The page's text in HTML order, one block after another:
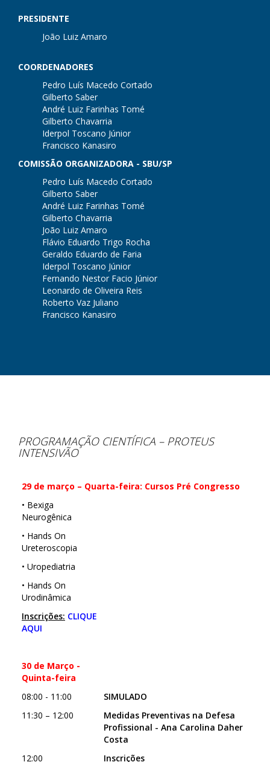
PRESIDENTE
João Luiz Amaro
COORDENADORES
Pedro Luís Macedo Cortado
Gilberto Saber
André Luiz Farinhas Tomé
Gilberto Chavarria
Iderpol Toscano Júnior
Francisco Kanasiro
COMISSÃO ORGANIZADORA - SBU/SP
Pedro Luís Macedo Cortado
Gilberto Saber
André Luiz Farinhas Tomé
Gilberto Chavarria
João Luiz Amaro
Flávio Eduardo Trigo Rocha
Geraldo Eduardo de Faria
Iderpol Toscano Júnior
Fernando Nestor Facio Júnior
Leonardo de Oliveira Reis
Roberto Vaz Juliano
Francisco Kanasiro
PROGRAMAÇÃO CIENTÍFICA – PROTEUS
INTENSIVÃO
29 de março – Quarta-feira: Cursos Pré Congresso
• Bexiga
Neurogênica
• Hands On
Ureteroscopia
• Uropediatria
• Hands On
Urodinâmica
Inscrições: CLIQUE
AQUI
30 de Março -
Quinta-feira
08:00 - 11:00
SIMULADO
11:30 – 12:00
Medidas Preventivas na Defesa
Profissional - Ana Carolina Daher
Costa
12:00
Inscrições